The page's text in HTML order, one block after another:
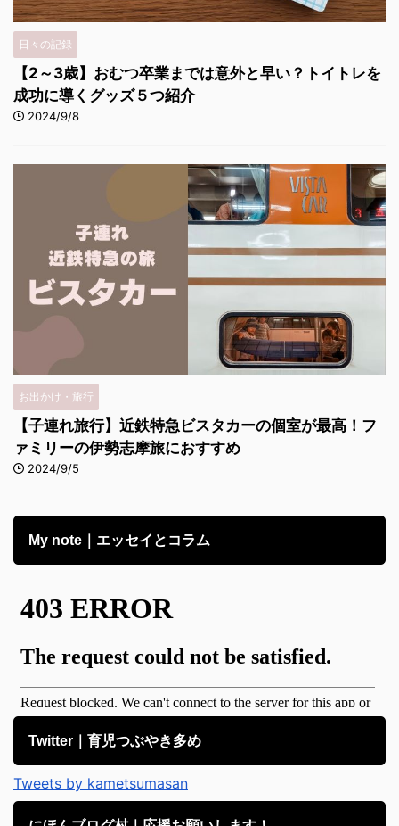
日々の記録
【2～3歳】おむつ卒業までは意外と早い？トイトレを
成功に導くグッズ５つ紹介
2024/9/8
お出かけ・旅行
【子連れ旅行】近鉄特急ビスタカーの個室が最高！フ
ァミリーの伊勢志摩旅におすすめ
2024/9/5
My note｜エッセイとコラム
Twitter｜育児つぶやき多め
Tweets by kametsumasan